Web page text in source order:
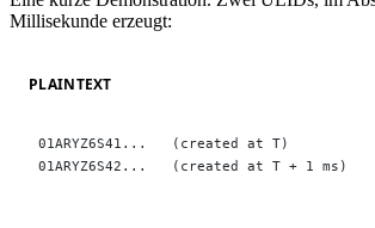
Millisekunde erzeugt:
PLAINTEXT
01ARYZ6S41...   (created at T)
01ARYZ6S42...   (created at T + 1 ms)